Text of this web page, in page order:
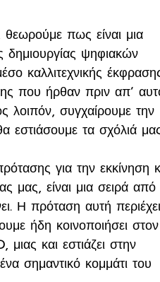
πως είναι μια
δημιουργίας ψηφιακών
καλλιτεχνικής
που ήρθαν πριν απ’
λοιπόν, συγχαίρουμε την
εστιάσουμε τα σχόλιά
για την εκκίνηση
μας, είναι μια σειρά από
Η πρόταση αυτή
ήδη κοινοποιήσει
και εστιάζει στην
σημαντικό κομμάτι του